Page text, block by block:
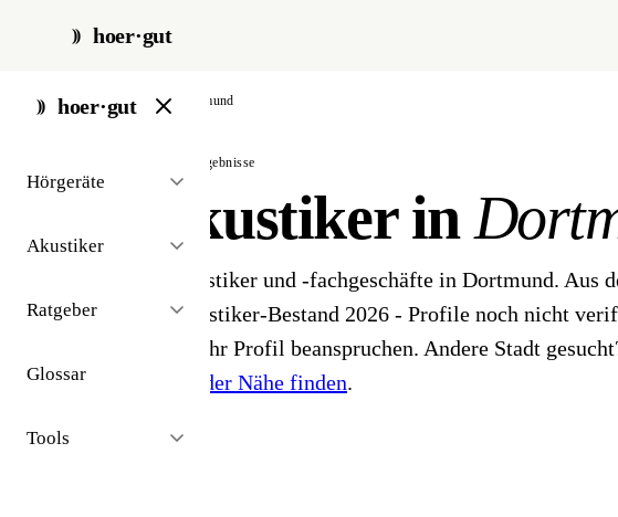
hoer·gut
hoer·gut
Hörgeräte
Akustiker
Ratgeber
Glossar
Tools
start / akustiker / dortmund
// stadt · dortmund · 23 ergebnisse
Hörakustiker in
23 Hörgeräteakustiker und -fachgeschäfte in Dortmund. Aus
öffentlichen Akustiker-Bestand 2026 - Profile noch nicht
Inhaber können ihr Profil beanspruchen. Andere Stadt
Hörakustiker in der Nähe finden.